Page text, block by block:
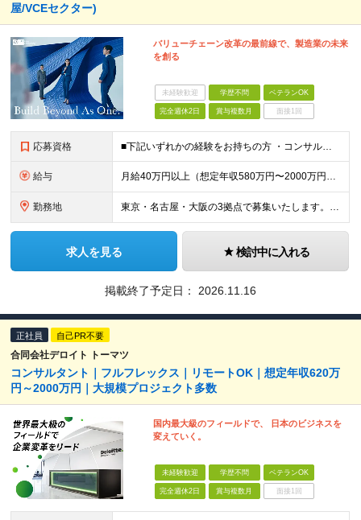
屋/VCEセクター)
バリューチェーン改革の最前線で、製造業の未来
を創る
未経験歓迎 学歴不問 ベテランOK
完全週休2日 賞与複数月 面接1回
応募資格 ■下記いずれかの経験をお持ちの方 ・コンサルティング業界における、生産/PLM関連の業務コンサルティングもしくはITコンサルティング経験 ・IT業界における、生産・PLM関連システムの業務要件定義、業
給与 月給40万円以上（想定年収580万円〜2000万円） ※経験・能力を考慮の上、当社規定により決定します。 ※賞与年2回支給 ※試用期間：原則6ヶ月（試用期間中の労働条件は本採用時と同様） ※残業代は全
勤務地 東京・名古屋・大阪の3拠点で募集いたします。 ‐東京：東京都中央区八重洲二丁目2番1号 東京ミッドタウン八重洲 八重洲セントラルタワー15階 ‐大阪：大阪府大阪市北区大深町4-20 グランフロント大
求人を見る 検討中に入れる
掲載終了予定日： 2026.11.16
正社員 自己PR不要
合同会社デロイト トーマツ
コンサルタント｜フルフレックス｜リモートOK｜想定年収620万
円～2000万円｜大規模プロジェクト多数
国内最大級のフィールドで、 日本のビジネスを
変えていく。
未経験歓迎 学歴不問 ベテランOK
完全週休2日 賞与複数月 面接1回